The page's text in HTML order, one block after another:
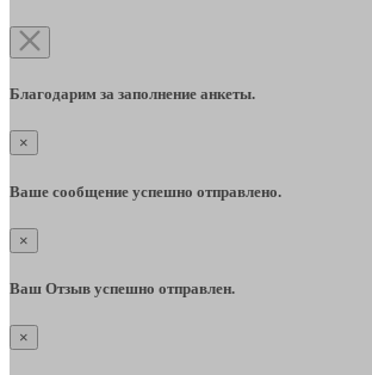
Благодарим за заполнение анкеты.
×
Ваше сообщение успешно отправлено.
×
Ваш Отзыв успешно отправлен.
×